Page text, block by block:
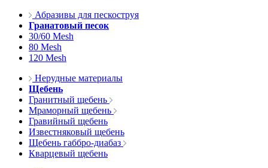
Абразивы для пескоструя
Гранатовый песок
30/60 Mesh
80 Mesh
120 Mesh
Нерудные материалы
Щебень
Гранитный щебень
Мраморный щебень
Гравийный щебень
Известняковый щебень
Щебень габбро-диабаз
Кварцевый щебень